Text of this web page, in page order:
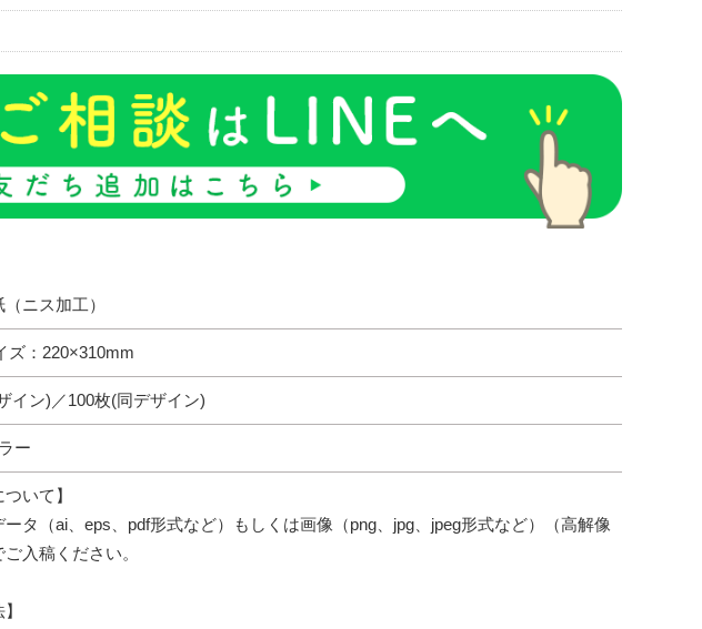
ニス加工）
ズ：220×310mm
イン)／100枚(同デザイン)
ー
ついて】
ータ（ai、eps、pdf形式など）もしくは画像（png、jpg、jpeg形式など）（高解像
入稿ください。